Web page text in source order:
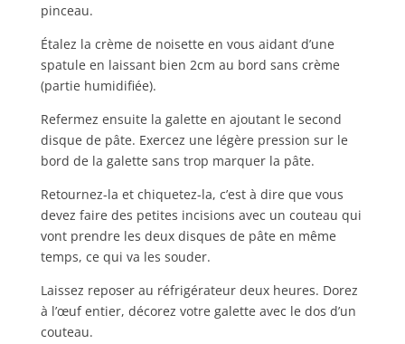
pinceau.
Étalez la crème de noisette en vous aidant d’une
spatule en laissant bien 2cm au bord sans crème
(partie humidifiée).
Refermez ensuite la galette en ajoutant le second
disque de pâte. Exercez une légère pression sur le
bord de la galette sans trop marquer la pâte.
Retournez-la et chiquetez-la, c’est à dire que vous
devez faire des petites incisions avec un couteau qui
vont prendre les deux disques de pâte en même
temps, ce qui va les souder.
Laissez reposer au réfrigérateur deux heures. Dorez
à l’œuf entier, décorez votre galette avec le dos d’un
couteau.